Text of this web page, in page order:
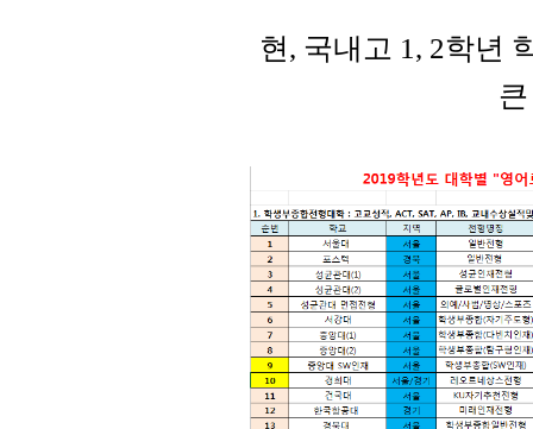
현, 국내고 1, 2학년